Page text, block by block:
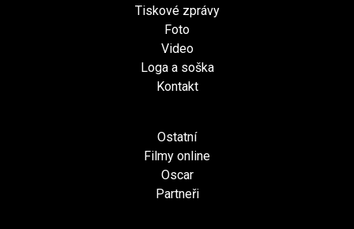
Tiskové zprávy
Foto
Video
Loga a soška
Kontakt
Ostatní
Filmy online
Oscar
Partneři